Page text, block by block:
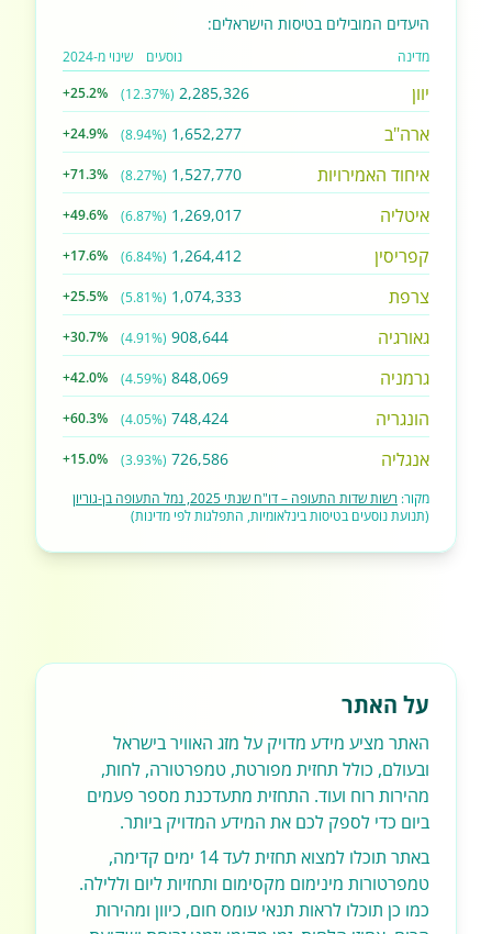
היעדים המובילים בטיסות הישראלים:
מדינה נוסעים שינוי מ-2024
יוון 2,285,326
(12.37%)
+25.2%
ארה"ב 1,652,277
(8.94%)
+24.9%
איחוד האמירויות 1,527,770
(8.27%)
+71.3%
איטליה 1,269,017
(6.87%)
+49.6%
קפריסין 1,264,412
(6.84%)
+17.6%
צרפת 1,074,333
(5.81%)
+25.5%
גאורגיה 908,644
(4.91%)
+30.7%
גרמניה 848,069
(4.59%)
+42.0%
הונגריה 748,424
(4.05%)
+60.3%
אנגליה 726,586
(3.93%)
+15.0%
מקור: רשות שדות התעופה – דו"ח שנתי 2025, נמל התעופה בן-גוריון
(תנועת נוסעים בטיסות בינלאומיות, התפלגות לפי מדינות)
על האתר
האתר מציע מידע מדויק על מזג האוויר בישראל
ובעולם, כולל תחזית מפורטת, טמפרטורה, לחות,
מהירות רוח ועוד. התחזית מתעדכנת מספר פעמים
ביום כדי לספק לכם את המידע המדויק ביותר.
באתר תוכלו למצוא תחזית לעד 14 ימים קדימה,
טמפרטורות מינימום מקסימום ותחזיות ליום וללילה.
כמו כן תוכלו לראות תנאי עומס חום, כיוון ומהירות